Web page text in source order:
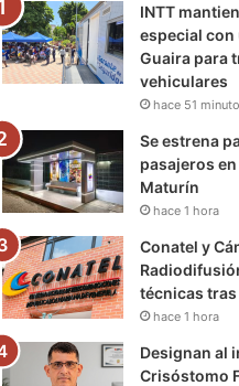
k
a
INTT
especial con
Guaira para
vehiculares
hace 51
Se estrena
pasajeros
Maturín
hace 1 hora
Conatel y
técnicas
hace 1 hora
Designan al
Crisóstomo